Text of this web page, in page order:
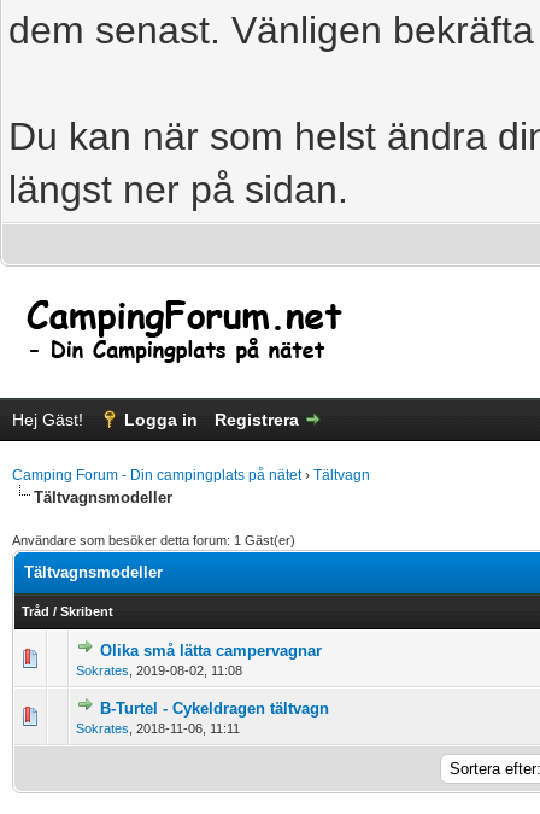
dem senast. Vänligen
Du kan när som helst ändra
längst ner på sidan.
Hej Gäst! Logga in Registrera
Camping Forum - Din campingplats på nätet› Tältvagn
Tältvagnsmodeller
Användare som besöker detta forum: 1 Gäst(er)
Tältvagnsmodeller
Tråd / Skribent
Olika små lätta campervagnar
Sokrates 2019-08-02, 11:08
0 Vote(s) - 0 out of 5 in Average
12345
B-Turtel - Cykeldragen tältvagn
Sokrates 2018-11-06, 11:11
0 Vote(s) - 0 out of 5 in Average
1 2345